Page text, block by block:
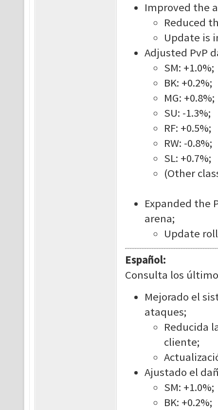
Improved the
Reduced
Update is
Adjusted PvP
SM: +1.0%;
BK: +0.2%;
MG: +0.8%;
SU: -1.3%;
RF: +0.5%;
RW: -0.8%;
SL: +0.7%;
(Other
Expanded the
arena;
Update
Español:
Consulta los
Mejorado el
ataques;
Reducida
cliente;
Ajustado el
SM: +1.0%;
BK: +0.2%;